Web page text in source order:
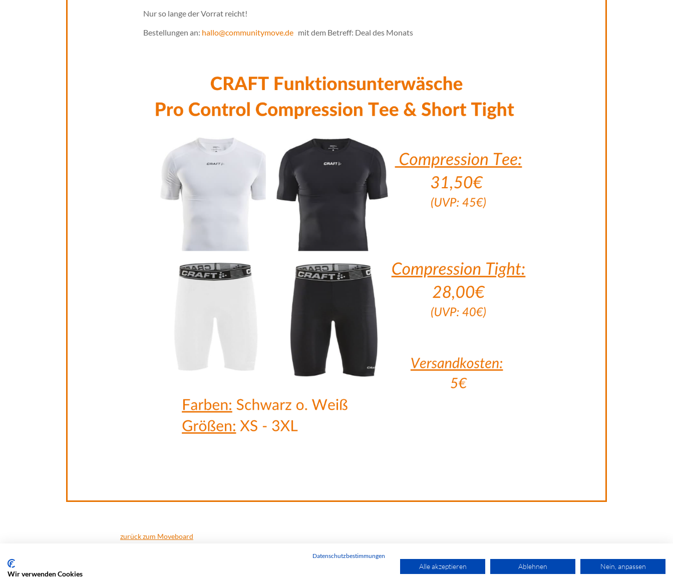
Nur so lange der Vorrat reicht!
Bestellungen an: hallo@communitymove.demit dem Betreff: Deal des Monats
zurück zum Moveboard
Datenschutzbestimmungen
Wir verwenden Cookies
Alle akzeptieren Ablehnen Nein, anpassen